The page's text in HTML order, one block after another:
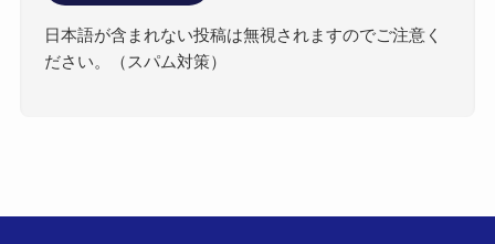
日本語が含まれない投稿は無視されますのでご注意く
ださい。（スパム対策）